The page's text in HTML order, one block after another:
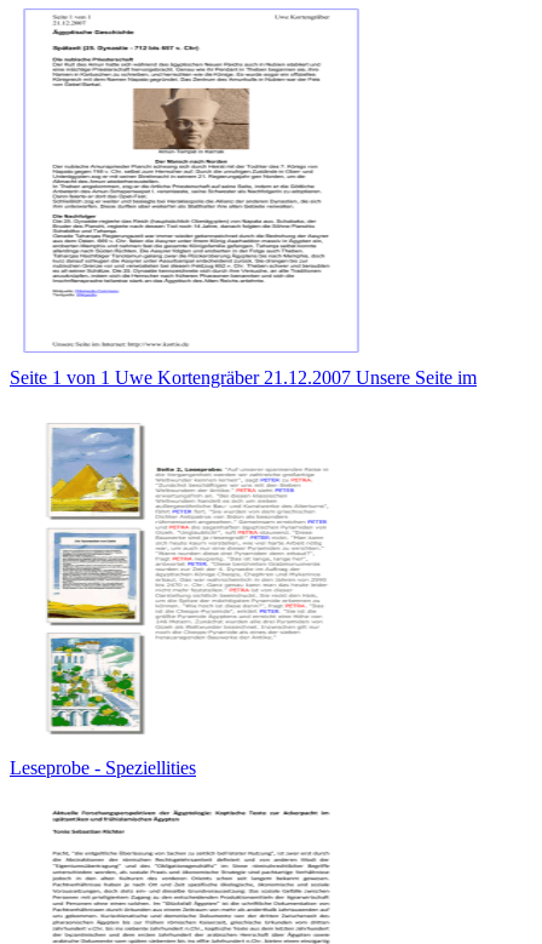
Seite 1 von 1 Uwe Kortengräber 21.12.2007 Unsere Seite im
Leseprobe - Speziellities